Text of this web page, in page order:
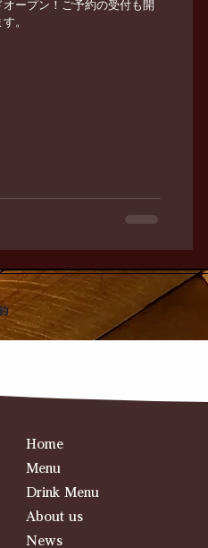
ープン！ご予約の受付も開
。
Home
Menu
Drink Menu
About us
News